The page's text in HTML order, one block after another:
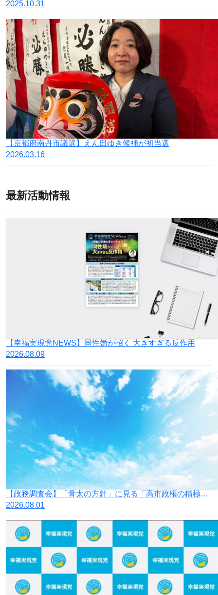
2025.10.31
【京都府南丹市議選】えん田ゆき候補が初当選
2026.03.16
最新活動情報
【幸福実現党NEWS】同性婚が招く 大きすぎる反作用
2026.08.09
【政務調査会】「骨太の方針」に見る「高市政権の積極財政」の落とし穴
2026.08.01